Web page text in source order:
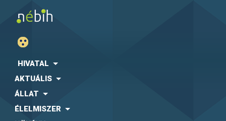
HIVATAL
AKTUÁLIS
ÁLLAT
ÉLELMISZER